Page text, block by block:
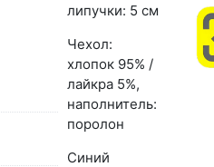
липучки: 5 см
Чехол:
хлопок 95% /
лайкра 5%,
наполнитель:
поролон
Синий